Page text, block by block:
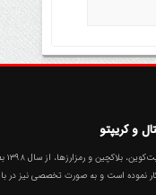
و کریپتو
نموده است و به صورت تخصصی نیز در